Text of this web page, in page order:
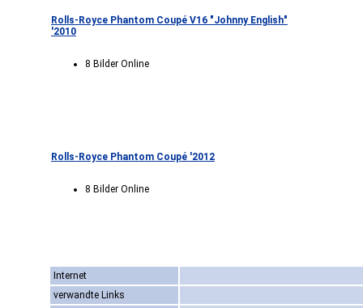
Rolls-Royce Phantom Coupé V16 "Johnny English"
'2010
8 Bilder Online
Rolls-Royce Phantom Coupé '2012
8 Bilder Online
Internet
verwandte Links